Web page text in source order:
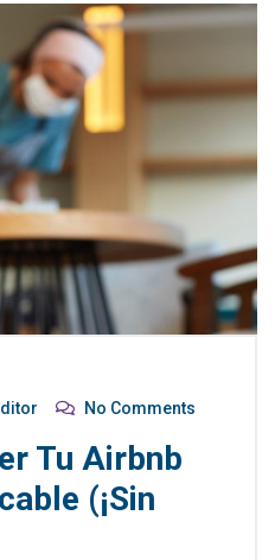
No Comments
Tu Airbnb
(¡sin